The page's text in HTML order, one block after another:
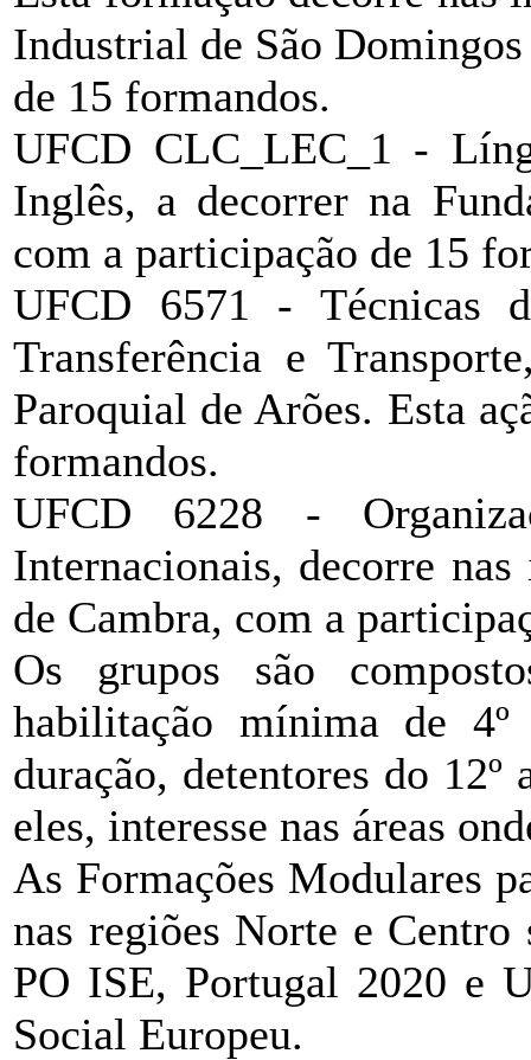
Industrial de São
de 15 formandos.
UFCD CLC_LEC_1 -
Inglês, a decorrer na
com a participação de 15
UFCD 6571 - Técnicas
Transferência e
Paroquial de Arões. Esta
formandos.
UFCD 6228 -
Internacionais, decorre
de Cambra, com a
Os grupos são
habilitação mínima de 4º
duração, detentores do
eles, interesse nas áreas
As Formações Modulares
nas regiões Norte e
PO ISE, Portugal 2020 e
Social Europeu.